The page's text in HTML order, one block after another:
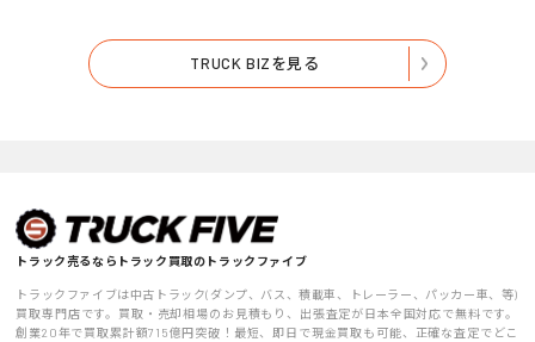
TRUCK BIZを見る
トラック売るならトラック買取のトラックファイブ
トラックファイブは中古トラック(ダンプ、バス、積載車、トレーラー、パッカー車、等)
買取専門店です。買取・売却相場のお見積もり、出張査定が日本全国対応で無料です。
創業20年で買取累計額715億円突破！最短、即日で現金買取も可能、正確な査定でどこ